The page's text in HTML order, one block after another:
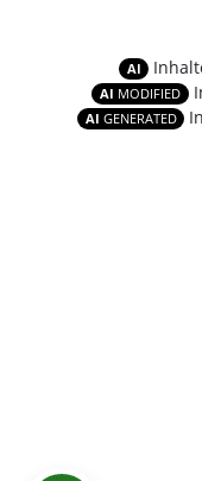
AI
AI MODIFIED
AI GENERATED